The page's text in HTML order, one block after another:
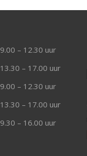
9.00 – 12.30 uur
13.30 – 17.00 uur
9.00 – 12.30 uur
13.30 – 17.00 uur
9.30 – 16.00 uur